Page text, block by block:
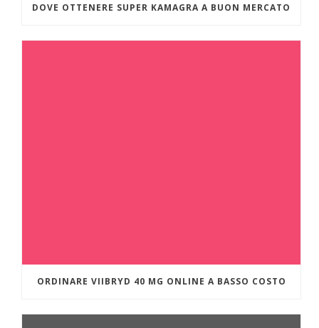
DOVE OTTENERE SUPER KAMAGRA A BUON MERCATO
ORDINARE VIIBRYD 40 MG ONLINE A BASSO COSTO